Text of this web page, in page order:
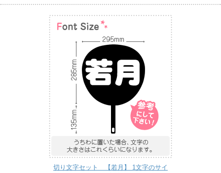
切り文字セット 【若月】 1文字のサイ